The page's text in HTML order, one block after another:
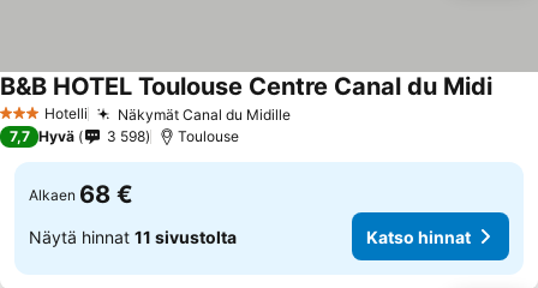
3 Tähtiluokitus
Hotelli Näkymät Canal du Midille
B&B HOTEL Toulouse Centre Canal du Midi
7,7 Hyvä 3 598 Toulouse
Alkaen 68 €
Näytä hinnat 11 sivustolta Katso hinnat